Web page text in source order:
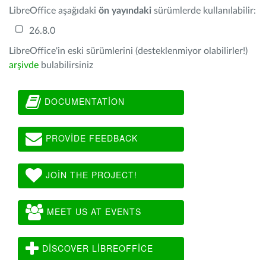
LibreOffice aşağıdaki ön yayındaki sürümlerde kullanılabilir:
26.8.0
LibreOffice'in eski sürümlerini (desteklenmiyor olabilirler!)
arşivde bulabilirsiniz
DOCUMENTATION
PROVIDE FEEDBACK
JOIN THE PROJECT!
MEET US AT EVENTS
DISCOVER LIBREOFFICE